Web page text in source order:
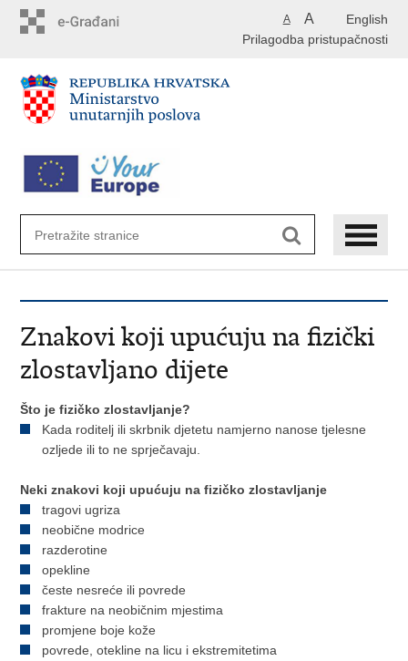
English
A A
Prilagodba pristupačnosti
Znakovi koji upućuju na fizički
zlostavljano dijete
Što je fizičko zlostavljanje?
Kada roditelj ili skrbnik djetetu namjerno nanose tjelesne
ozljede ili to ne sprječavaju.
Neki znakovi koji upućuju na fizičko zlostavljanje
tragovi ugriza
neobične modrice
razderotine
opekline
česte nesreće ili povrede
frakture na neobičnim mjestima
promjene boje kože
povrede, otekline na licu i ekstremitetima